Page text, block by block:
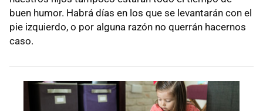
buen humor. Habrá días en los que se levantarán con el
pie izquierdo, o por alguna razón no querrán hacernos
caso.